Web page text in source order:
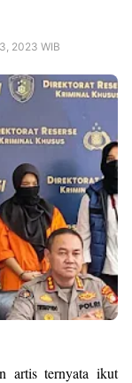
2023 WIB
artis ternyata ikut